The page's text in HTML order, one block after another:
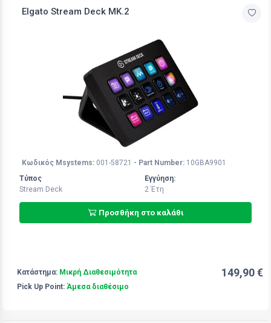
Elgato Stream Deck MK.2
Κωδικός Msystems: 001-58721 - Part Number: 10GBA9901
Τύπος
Stream Deck
Εγγύηση:
2 Έτη
Προσθήκη στο καλάθι
Κατάστημα: Μικρή Διαθεσιμότητα
Pick Up Point: Άμεσα διαθέσιμο
149,90 €